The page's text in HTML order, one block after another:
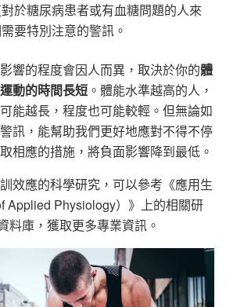
於糖尿病患者或有血糖問題的人來
要特別注意的警訊。
響的程度會因人而異，取決於你的體
動的時間長短 。體能水準越高的人，
能越長，程度也可能較輕。但無論如
訊，能幫助我們更好地應對不得不停
相應的措施，將負面影響降到最低。
效應的科學研究，可以參考《應用生
Applied Physiology）》上的相關研
料庫，獲取更多專業資訊。